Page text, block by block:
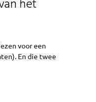
het
voor een
En die twee